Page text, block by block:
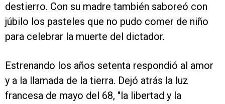
destierro. Con su madre también saboreó con
júbilo los pasteles que no pudo comer de niño
para celebrar la muerte del dictador.
Estrenando los años setenta respondió al amor
y a la llamada de la tierra. Dejó atrás la luz
francesa de mayo del 68, "la libertad y la